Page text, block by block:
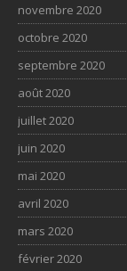
novembre 2020
octobre 2020
septembre 2020
août 2020
juillet 2020
juin 2020
mai 2020
avril 2020
mars 2020
février 2020